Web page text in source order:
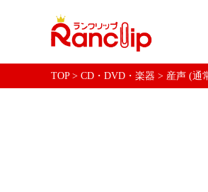
TOP> CD・DVD・楽器 > 産声 (通